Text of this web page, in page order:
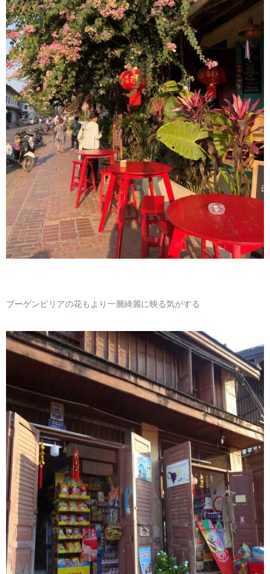
ブーゲンビリアの花もより一層綺麗に映る気がする